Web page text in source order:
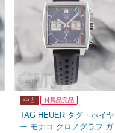
中古 付属品完品
TAG HEUER タグ・ホイヤ
ー モナコ クロノグラフ ガ